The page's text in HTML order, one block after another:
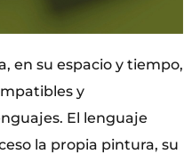
en su espacio y tiempo,
y
El lenguaje
la propia pintura, su